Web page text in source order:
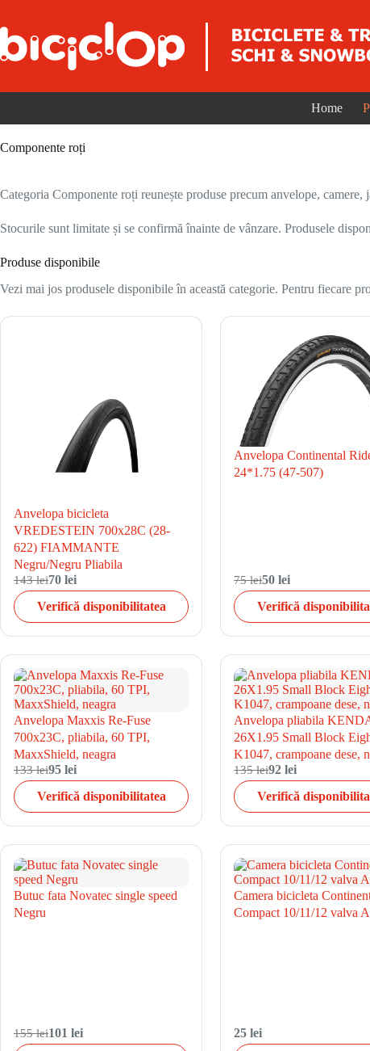
Home
Componente roți
Categoria Componente roți reunește produse precum anvelope,
Stocurile sunt limitate și se confirmă înainte de vânzare. Produsele
Produse disponibile
Vezi mai jos produsele disponibile în această categorie. Pentru fiecare
Anvelopa bicicleta
VREDESTEIN 700x28C (28-
622) FIAMMANTE
Negru/Negru Pliabila
143 lei70 lei
Verifică disponibilitatea
Anvelopa Continental
24*1.75 (47-507)
75 lei50 lei
Verifică
Anvelopa Maxxis Re-Fuse
700x23C, pliabila, 60 TPI,
MaxxShield, neagra
133 lei95 lei
Verifică disponibilitatea
Anvelopa pliabila
26X1.95 Small Block
K1047, crampoane dese,
135 lei92 lei
Verifică
Butuc fata Novatec single speed
Negru
155 lei101 lei
Camera bicicleta
Compact 10/11/12 valva
25 lei